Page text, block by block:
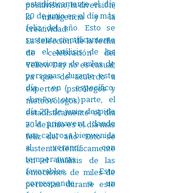
positivismo, la diversión,
la inteligencia y la
creatividad.
La selección de la fecha
de celebración del
Yellow Day no es casual,
ya que de acuerdo a
expertos (psicólogos y
meteorólogos)
estadísticamente el día
20 de junio es el día más
feliz del año. Esto se
sustenta científicamente
en el análisis de las
emociones de miles de
personas durante este